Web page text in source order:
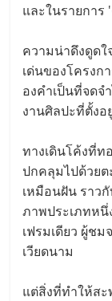
และในรายการ
ความน่าดึงดูด
เด่นของโครง
องคําเป็นที่จดจํ
งานศิลปะที่ตั้ง
ทางเดินโค้งที่ท
ปกคลุมไปด้วยต
เหมือนฝัน ราว
ภาพประเภทหนึ่
เฟรมเดียว ผู้ช
เวียดนาม
แต่สิ่งที่ทําให้ส